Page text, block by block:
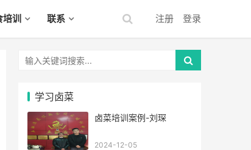
训 联系 注册 登录
学习卤菜
卤菜培训案例-刘琛
2024-12-05